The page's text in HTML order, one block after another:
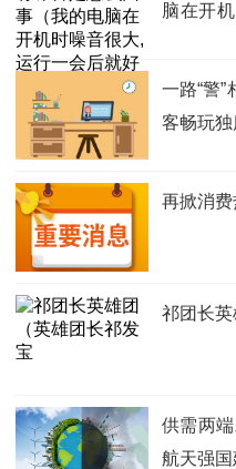
脑在开
一路“警
客畅玩
再掀消
祁团长
供需两
航天强